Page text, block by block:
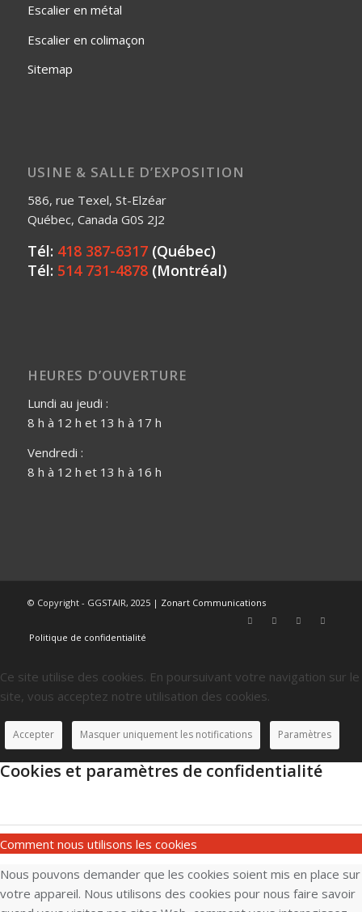
Escalier en métal
Escalier en colimaçon
Sitemap
USINE & SALLE D’EXPOSITION
586, rue Texel, St-Elzéar
Québec, Canada G0S 2J2
Tél: 418 387-6317(Québec)
Tél: 514 731-4878(Montréal)
HEURES D’OUVERTURE
Lundi au jeudi :
8 h à 12 h et 13 h à 17 h
Vendredi :
8 h à 12 h et 13 h à 16 h
© Copyright - GGSTAIR, 2025 | Zonart Communications
Politique de confidentialité
Ce site utilise des cookies. En poursuivant votre navigation sur le
site, vous acceptez notre utilisation des cookies.
Accepter Masquer uniquement les notifications Paramètres
Cookies et paramètres de confidentialité
Comment nous utilisons les cookies
Nous pouvons demander que les cookies soient mis en place sur
votre appareil. Nous utilisons des cookies pour nous faire savoir